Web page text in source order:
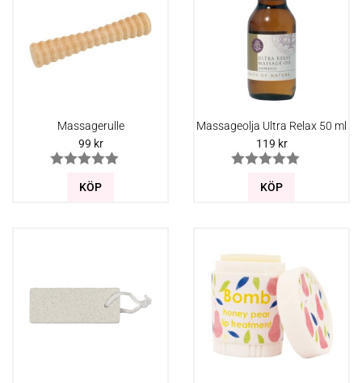
Massagerulle
99 kr
KÖP
Massageolja Ultra Relax 50 ml
119 kr
KÖP